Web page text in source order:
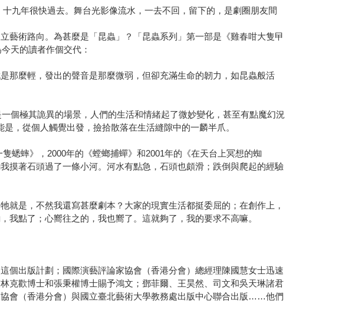
九年很快過去。舞台光影像流水，一去不回，留下的，是劇圈朋友間
藝術路向。為甚麼是「昆蟲」？「昆蟲系列」第一部是《雞春咁大隻曱
天的讀者作個交代：
那麼輕，發出的聲音是那麼微弱，但卻充滿生命的韌力，如昆蟲般活
個極其詭異的場景，人們的生活和情緒起了微妙變化，甚至有點魔幻況
，從個人觸覺出發，撿拾散落在生活縫隙中的一麟半爪。
蟋蟀》，2000年的《螳螂捕蟬》和2001年的《在天台上冥想的蜘
摸著石頭過了一條小河。河水有點急，石頭也頗滑；跌倒與爬起的經驗
是，不然我還寫甚麼劇本？大家的現實生活都挺委屈的；在創作上，
點了；心嚮往之的，我也嚮了。這就夠了，我的要求不高嘛。
個出版計劃；國際演藝評論家協會（香港分會）總經理陳國慧女士迅速
克歡博士和張秉權博士賜予鴻文；鄧菲爾、王昊然、司文和吳天琳諸君
會（香港分會）與國立臺北藝術大學教務處出版中心聯合出版……他們